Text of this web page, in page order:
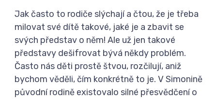
Jak často to rodiče slýchají a čtou, že je třeba
milovat své dítě takové, jaké je a zbavit se
svých představ o něm! Ale už jen takové
představy dešifrovat bývá někdy problém.
Často nás děti prostě štvou, rozčilují, aniž
bychom věděli, čím konkrétně to je. V Simonině
původní rodině existovalo silné přesvědčení o